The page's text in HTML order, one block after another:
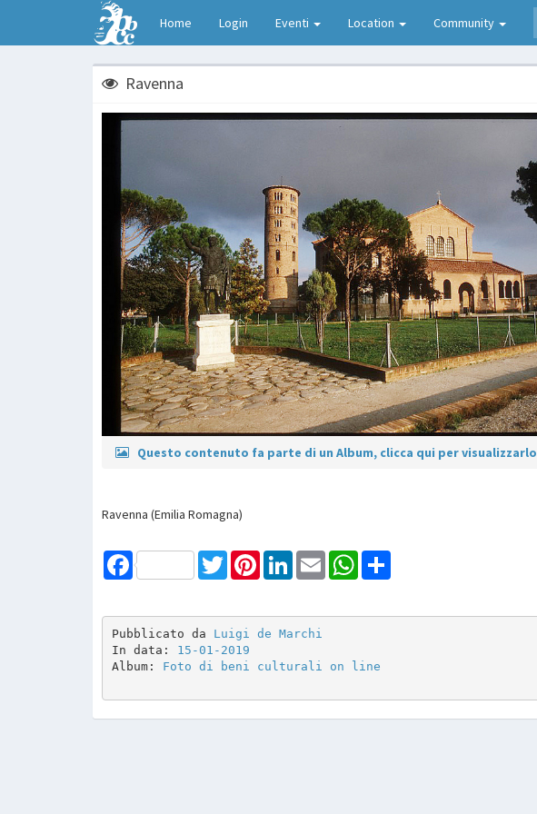
Home Login Eventi Location Community
Ravenna
Questo contenuto fa parte di un Album, clicca qui per visualizzarlo
Ravenna (Emilia Romagna)
Facebook TwitterPinterestLinkedInEmail WhatsApp
Pubblicato da Luigi de Marchi
In data: 15-01-2019
Album: Foto di beni culturali on line